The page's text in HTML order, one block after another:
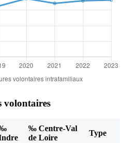
volontaires
‰ Centre-Val
de Loire
Type